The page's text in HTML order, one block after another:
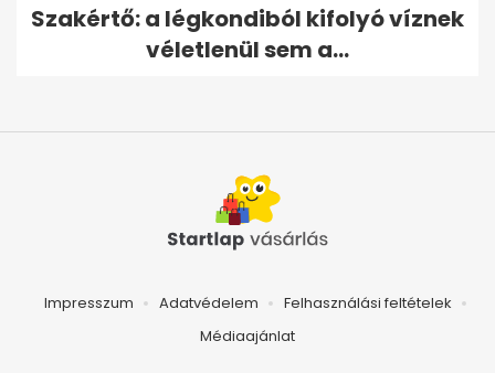
Szakértő: a légkondiból kifolyó víznek
véletlenül sem a...
Impresszum Adatvédelem
Felhasználási feltételek
Médiaajánlat